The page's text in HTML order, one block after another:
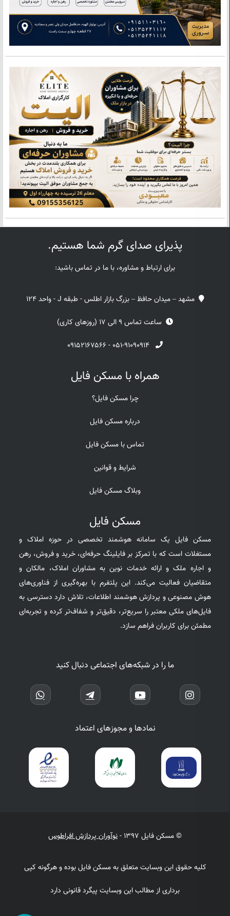
پذیرای صدای گرم شما هستیم.
برای ارتباط و مشاوره، با ما در تماس باشید:
مشهد – میدان حافظ – بزرگ بازار اطلس - طبقه J - واحد 124
ساعت تماس 9 الی 17 (روزهای کاری)
۰۵۱-۹۱۰۹۰۹۱۴ - ۰۹۱۵۲۱۶۷۵۶۶
همراه با مسکن فایل
چرا مسکن فایل؟
درباره مسکن فایل
تماس با مسکن فایل
شرایط و قوانین
وبلاگ مسکن فایل
مسکن فایل
مسکن فایل یک سامانه هوشمند تخصصی در حوزه املاک و
مستغلات است که با تمرکز بر فایلینگ حرفه‌ای، خرید و فروش، رهن
و اجاره ملک و ارائه خدمات نوین به مشاوران املاک، مالکان و
متقاضیان فعالیت می‌کند. این پلتفرم با بهره‌گیری از فناوری‌های
هوش مصنوعی و پردازش هوشمند اطلاعات، تلاش دارد دسترسی به
فایل‌های ملکی معتبر را سریع‌تر، دقیق‌تر و شفاف‌تر کرده و تجربه‌ای
مطمئن برای کاربران فراهم سازد.
ما را در شبکه‌های اجتماعی دنبال کنید
نمادها و مجوزهای اعتماد
© مسکن فایل 1397 - نوآوران پردازش افراطوس
کلیه حقوق این وبسایت متعلق به مسکن فایل بوده و هرگونه کپی
برداری از مطالب این وبسایت پیگرد قانونی دارد